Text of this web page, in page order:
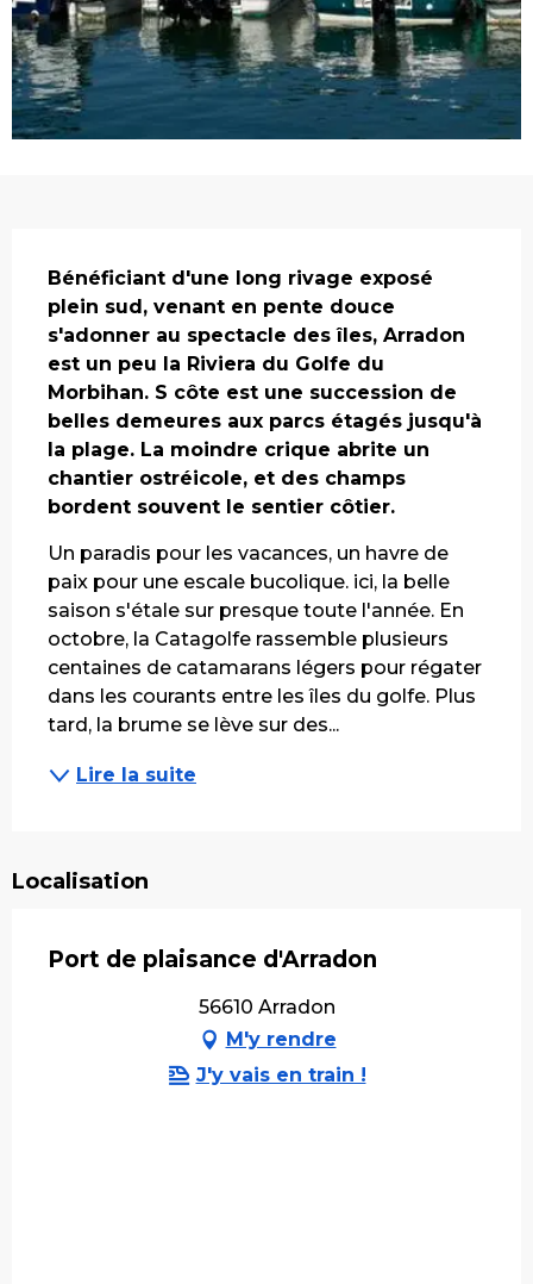
Bénéficiant d'une long rivage exposé
plein sud, venant en pente douce
s'adonner au spectacle des îles, Arradon
est un peu la Riviera du Golfe du
Morbihan. S côte est une succession de
belles demeures aux parcs étagés jusqu'à
la plage. La moindre crique abrite un
chantier ostréicole, et des champs
bordent souvent le sentier côtier.
Un paradis pour les vacances, un havre de
paix pour une escale bucolique. ici, la belle
saison s'étale sur presque toute l'année. En
octobre, la Catagolfe rassemble plusieurs
centaines de catamarans légers pour régater
dans les courants entre les îles du golfe. Plus
tard, la brume se lève sur des...
Lire la suite
Localisation
Port de plaisance d'Arradon
56610 Arradon
M'y rendre
J'y vais en train !